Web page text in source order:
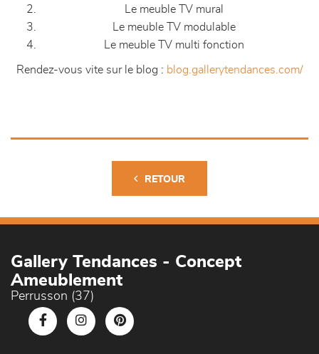
Le meuble TV mural
Le meuble TV modulable
Le meuble TV multi fonction
Rendez-vous vite sur le blog : blog.gallerytendances.com/
RETOUR
Gallery Tendances - Concept
Ameublement
Perrusson (37)